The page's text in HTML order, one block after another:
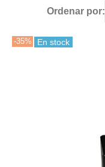
Ordenar por:
-35% En stock